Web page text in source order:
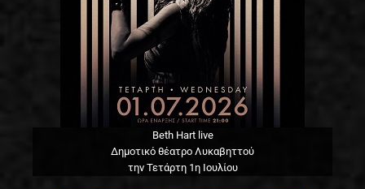
Beth Hart live
Δημοτικό θέατρο Λυκαβηττού
την Τετάρτη 1η Ιουλίου